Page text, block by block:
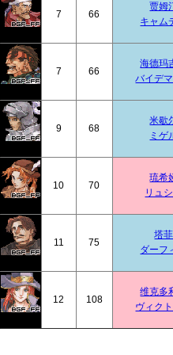
7 66
贾姆
キャム
7 66
海德玛
バイデ
9 68
米歇
ミゲ
10 70
琉希
リュ
11 75
塔菲
ダーフ
12 108
维克多
ヴィク